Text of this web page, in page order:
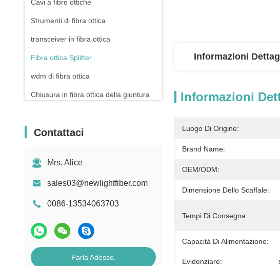
Cavi a fibre ottiche
Strumenti di fibra ottica
transceiver in fibra ottica
Fibra ottica Splitter
wdm di fibra ottica
Chiusura in fibra ottica della giuntura
Pannello di patch Rj45
Drone a fibra ottica
Interruttore e presa
Contattaci
Mrs. Alice
sales03@newlightfiber.com
0086-13534063703
Parla Adesso.
Informazioni
Informazioni
Luogo Di Origine:
Brand Name:
OEM/ODM:
Dimensione Dello Scaffale:
Tempi Di Consegna:
Capacità Di Alimentazione:
Evidenziare: